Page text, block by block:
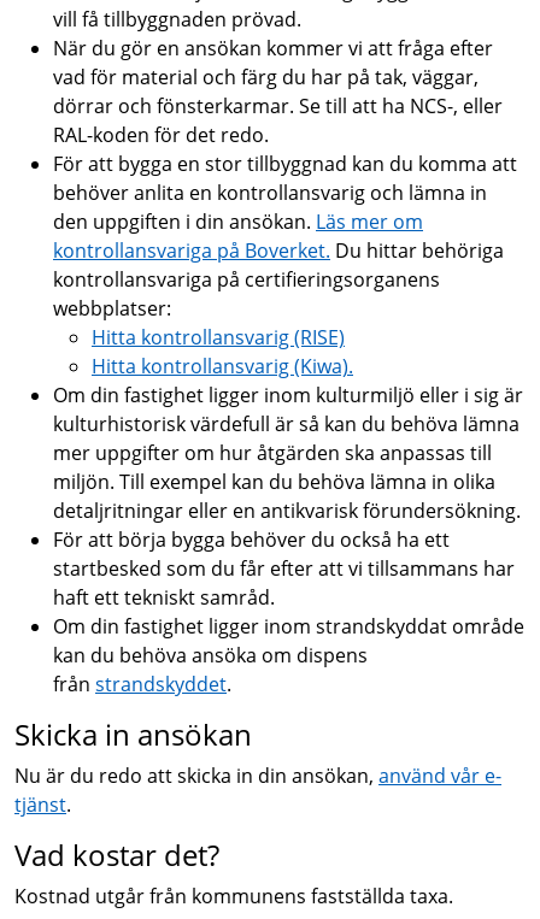
vill få tillbyggnaden prövad.
När du gör en ansökan kommer vi att fråga efter
vad för material och färg du har på tak, väggar,
dörrar och fönsterkarmar. Se till att ha NCS-, eller
RAL-koden för det redo.
För att bygga en stor tillbyggnad kan du komma att
behöver anlita en kontrollansvarig och lämna in
den uppgiften i din ansökan. Läs mer om
kontrollansvariga på Boverket. Du hittar behöriga
kontrollansvariga på certifieringsorganens
webbplatser:
Hitta kontrollansvarig (RISE)
Hitta kontrollansvarig (Kiwa).
Om din fastighet ligger inom kulturmiljö eller i sig är
kulturhistorisk värdefull är så kan du behöva lämna
mer uppgifter om hur åtgärden ska anpassas till
miljön. Till exempel kan du behöva lämna in olika
detaljritningar eller en antikvarisk förundersökning.
För att börja bygga behöver du också ha ett
startbesked som du får efter att vi tillsammans har
haft ett tekniskt samråd.
Om din fastighet ligger inom strandskyddat område
kan du behöva ansöka om dispens
från strandskyddet.
Skicka in ansökan
Nu är du redo att skicka in din ansökan, använd vår e-
tjänst.
Vad kostar det?
Kostnad utgår från kommunens fastställda taxa.